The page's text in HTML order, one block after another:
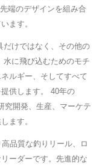
端のデザインを組み合
ます。
だけではなく、その他の
に飛び込むためのモチ
ルギー、そしてすべて
供します。 40年の
究開発、生産、マーケテ
ます。
品質な釣りリール、ロ
ーダーです。先進的な